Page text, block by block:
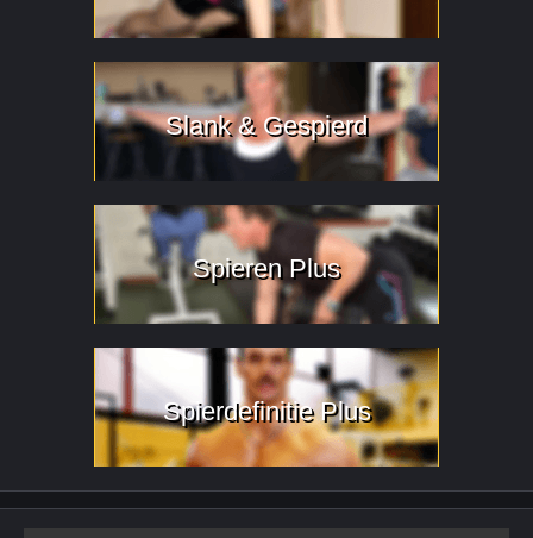
Slank & Gespierd
Spieren Plus
Spierdefinitie Plus